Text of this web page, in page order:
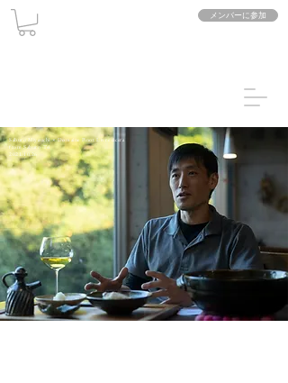
メンバーに参加
Saburo Miyauchi × Domaine Pinot Livre cicera
from Saburo-Tei
2021.10.26